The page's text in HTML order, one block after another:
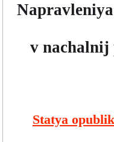
v nachalnij
Statya